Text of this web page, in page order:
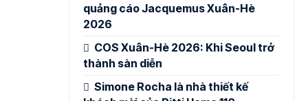
quảng cáo Jacquemus Xuân-Hè
2026
COS Xuân-Hè 2026: Khi Seoul trở
thành sàn diễn
Simone Rocha là nhà thiết kế